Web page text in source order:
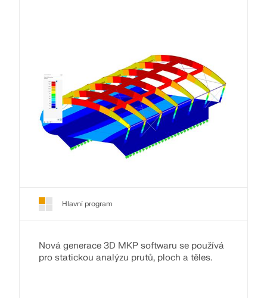
Hlavní program
Nová generace 3D MKP softwaru se používá
pro statickou analýzu prutů, ploch a těles.